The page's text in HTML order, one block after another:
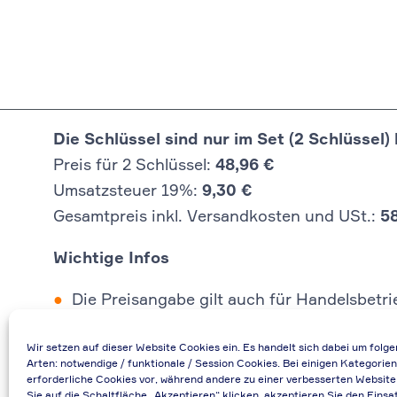
Wir setzen auf dieser Website Cookies ein. Es handelt sich dabei um
Arten: notwendige / funktionale / Session Cookies. Bei einigen
erforderliche Cookies vor, während andere zu einer verbesserten Website
Die Schlüssel sind nur im Set (2
Preis für 2 Schlüssel: 48,96 €
Umsatzsteuer 19%: 9,30 €
Gesamtpreis inkl. Versandkosten und USt.:
Wichtige Infos
Die Preisangabe gilt auch für
Bei Rückfragen können Sie uns über die
Bei Angabe von USt-IdNr und